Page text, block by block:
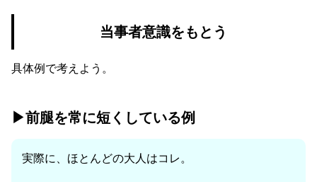
当事者意識をもとう
具体例で考えよう。
▶︎前腿を常に短くしている例
実際に、ほとんどの大人はコレ。